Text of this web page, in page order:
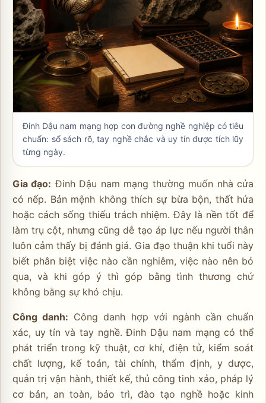
Đinh Dậu nam mạng hợp con đường nghề nghiệp có tiêu
chuẩn: sổ sách rõ, tay nghề chắc và uy tín được tích lũy
từng ngày.
Gia đạo: Đinh Dậu nam mạng thường muốn nhà cửa
có nếp. Bản mệnh không thích sự bừa bộn, thất hứa
hoặc cách sống thiếu trách nhiệm. Đây là nền tốt để
làm trụ cột, nhưng cũng dễ tạo áp lực nếu người thân
luôn cảm thấy bị đánh giá. Gia đạo thuận khi tuổi này
biết phân biệt việc nào cần nghiêm, việc nào nên bỏ
qua, và khi góp ý thì góp bằng tình thương chứ
không bằng sự khó chịu.
Công danh: Công danh hợp với ngành cần chuẩn
xác, uy tín và tay nghề. Đinh Dậu nam mạng có thể
phát triển trong kỹ thuật, cơ khí, điện tử, kiểm soát
chất lượng, kế toán, tài chính, thẩm định, y dược,
quản trị vận hành, thiết kế, thủ công tinh xảo, pháp lý
cơ bản, an toàn, bảo trì, đào tạo nghề hoặc kinh